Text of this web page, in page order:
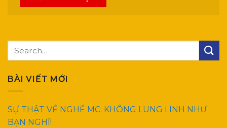
BÀI VIẾT MỚI
SỰ THẬT VỀ NGHỀ MC: KHÔNG LUNG LINH NHƯ
BẠN NGHĨ!